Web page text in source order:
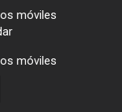
móviles
móviles